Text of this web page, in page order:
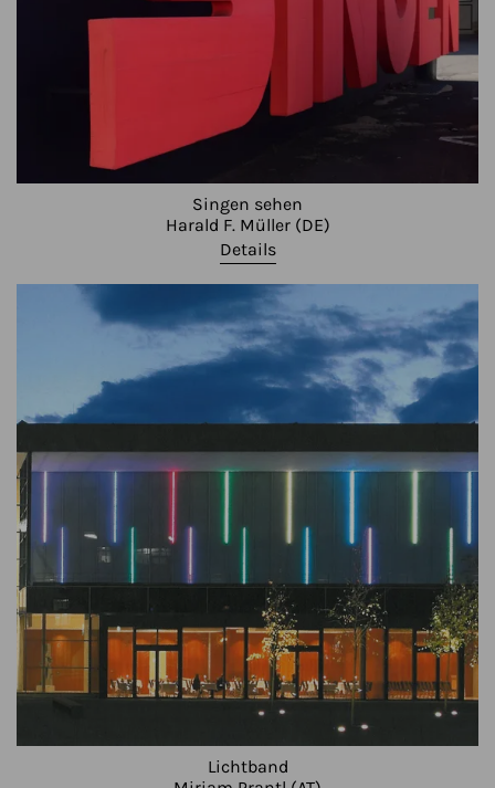
Singen sehen
Harald F. Müller (DE)
Details
Lichtband